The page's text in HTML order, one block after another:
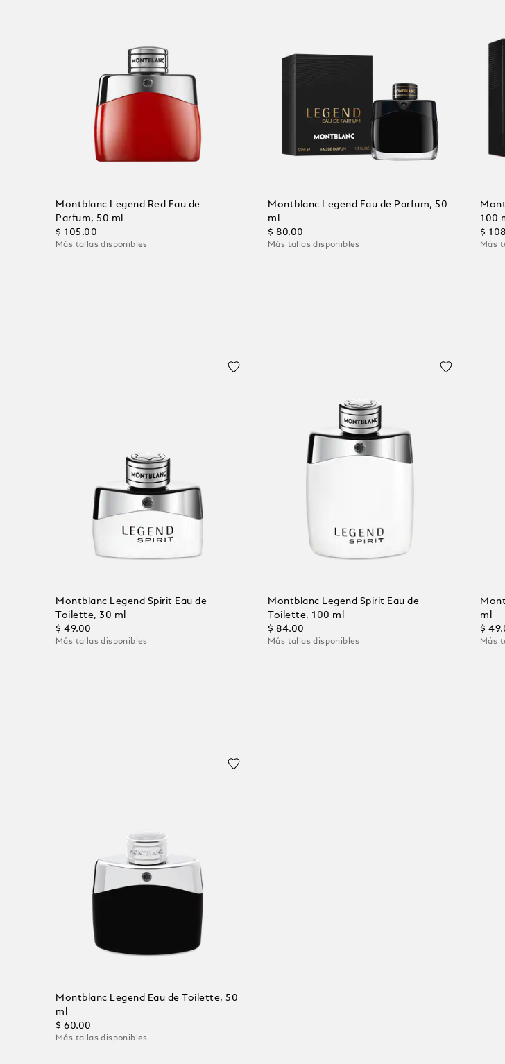
Montblanc Legend Red Eau de
Parfum, 50 ml
$ 105.00
Más tallas disponibles
Montblanc Legend Eau de Parfum, 50
ml
$ 80.00
Más tallas disponibles
100
$
Más
Montblanc Legend Spirit Eau de
Toilette, 30 ml
$ 49.00
Más tallas disponibles
Montblanc Legend Spirit Eau de
Toilette, 100 ml
$ 84.00
Más tallas disponibles
ml
$
Más
Montblanc Legend Eau de Toilette, 50
ml
$ 60.00
Más tallas disponibles